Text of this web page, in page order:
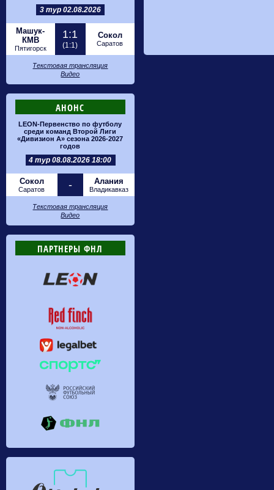
3 тур 02.08.2026
Машук-
КМВ
Пятигорск
1:1
(1:1)
Сокол
Саратов
Текстовая трансляция
Видео
АНОНС
LEON-Первенство по футболу
среди команд Второй Лиги
«Дивизион А» сезона 2026-2027
годов
4 тур 08.08.2026 18:00
Сокол
Саратов - Алания
Владикавказ
Текстовая трансляция
Видео
ПАРТНЕРЫ ФНЛ